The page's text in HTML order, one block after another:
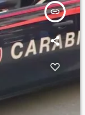
insert_link